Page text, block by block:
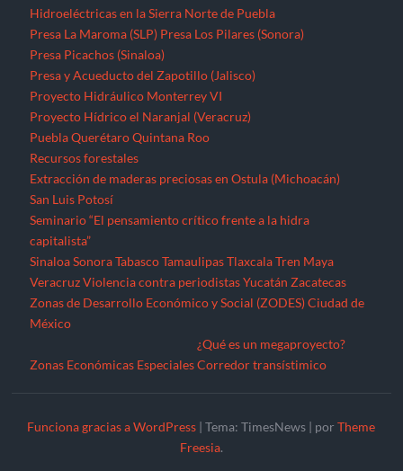
capitalista”
Sinaloa SonoraTabasco Tamaulipas TlaxcalaTren Maya
VeracruzViolencia contra periodistas
Zonas de Desarrollo Económico y Social (ZODES) Ciudad de
México
Zonas Económicas Especiales
¿Qué es un megaproyecto?
Corredor transístimico
Funciona gracias a WordPress
Freesia.